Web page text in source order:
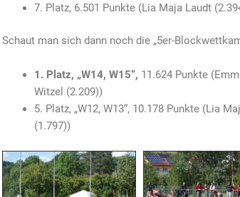
7. Platz, 6.501 Punkte (Lia Maja Laudt
Schaut man sich dann noch die „5er-
1. Platz, „W14, W15“, 11.624 Punkte
Witzel (2.209))
5. Platz, „W12, W13“, 10.178 Punkte (Lia
(1.797))